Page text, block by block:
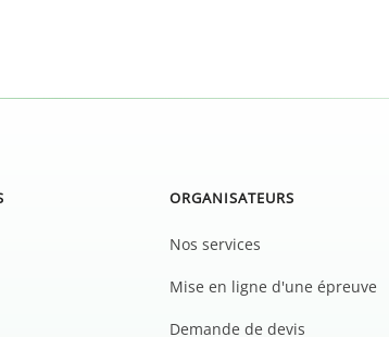
ORGANISATEURS
Nos services
Mise en ligne d'une épreuve
Demande de devis